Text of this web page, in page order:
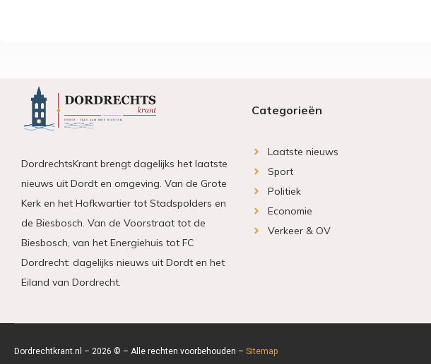
DordrechtsKrant brengt dagelijks het laatste
nieuws uit Dordt en omgeving. Van de Grote
Kerk en het Hofkwartier tot Stadspolders en
de Biesbosch. Van de Voorstraat tot de
Biesbosch, van het Energiehuis tot FC
Dordrecht: dagelijks nieuws uit Dordt en het
Eiland van Dordrecht.
Categorieën
Laatste nieuws
Sport
Politiek
Economie
Verkeer & OV
Dordrechtkrant.nl – 2026 © – Alle rechten voorbehouden – Sitemap